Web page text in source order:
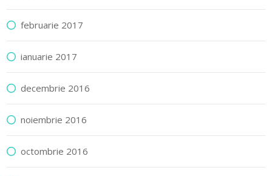
februarie 2017
ianuarie 2017
decembrie 2016
noiembrie 2016
octombrie 2016